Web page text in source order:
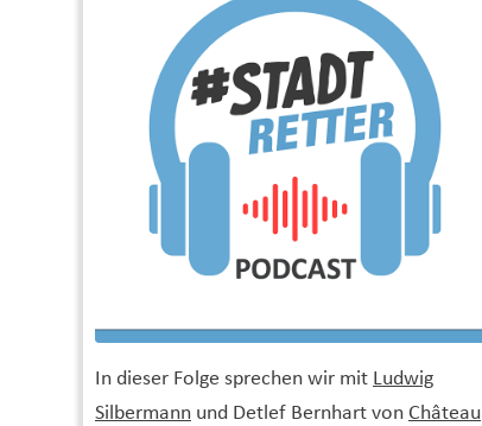
In dieser Folge sprechen wir mit Ludwig
Silbermann und Detlef Bernhart von Château